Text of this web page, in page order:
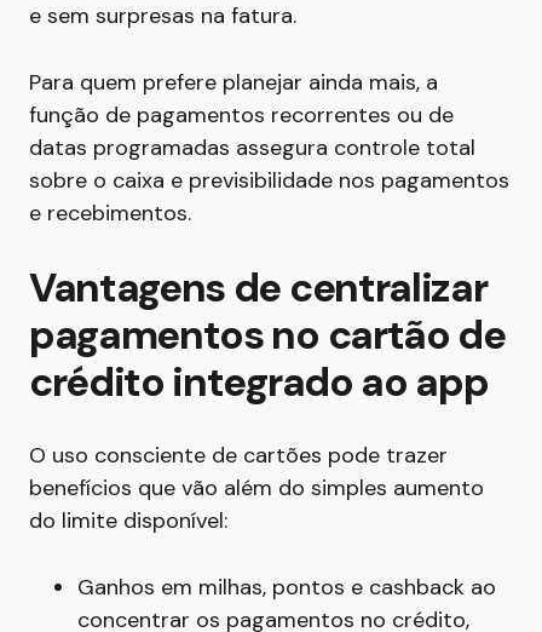
e sem surpresas na fatura.
Para quem prefere planejar ainda mais, a
função de pagamentos recorrentes ou de
datas programadas assegura controle total
sobre o caixa e previsibilidade nos pagamentos
e recebimentos.
Vantagens de centralizar
pagamentos no cartão de
crédito integrado ao app
O uso consciente de cartões pode trazer
benefícios que vão além do simples aumento
do limite disponível:
Ganhos em milhas, pontos e cashback ao
concentrar os pagamentos no crédito,